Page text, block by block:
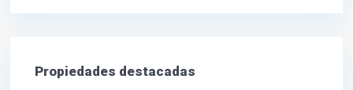
Propiedades destacadas